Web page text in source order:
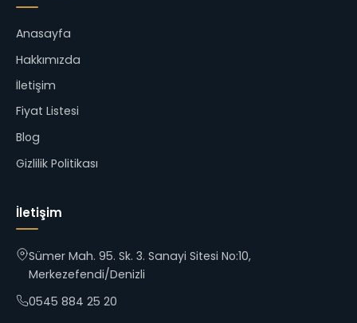
Anasayfa
Hakkımızda
İletişim
Fiyat Listesi
Blog
Gizlilik Politikası
İletişim
Sümer Mah. 95. Sk. 3. Sanayi Sitesi No:10,
Merkezefendi/Denizli
0545 884 25 20